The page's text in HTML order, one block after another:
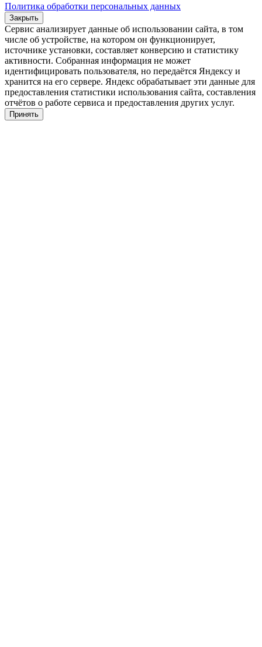
Политика обработки персональных данных
Закрыть
Сервис анализирует данные об использовании сайта, в том
числе об устройстве, на котором он функционирует,
источнике установки, составляет конверсию и статистику
активности. Собранная информация не может
идентифицировать пользователя, но передаётся Яндексу и
хранится на его сервере. Яндекс обрабатывает эти данные для
предоставления статистики использования сайта, составления
отчётов о работе сервиса и предоставления других услуг.
Принять